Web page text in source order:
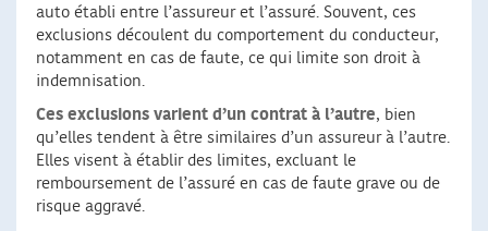
auto établi entre l’assureur et l’assuré. Souvent, ces
exclusions découlent du comportement du conducteur,
notamment en cas de faute, ce qui limite son droit à
indemnisation.
Ces exclusions varient d’un contrat à l’autre, bien
qu’elles tendent à être similaires d’un assureur à l’autre.
Elles visent à établir des limites, excluant le
remboursement de l’assuré en cas de faute grave ou de
risque aggravé.